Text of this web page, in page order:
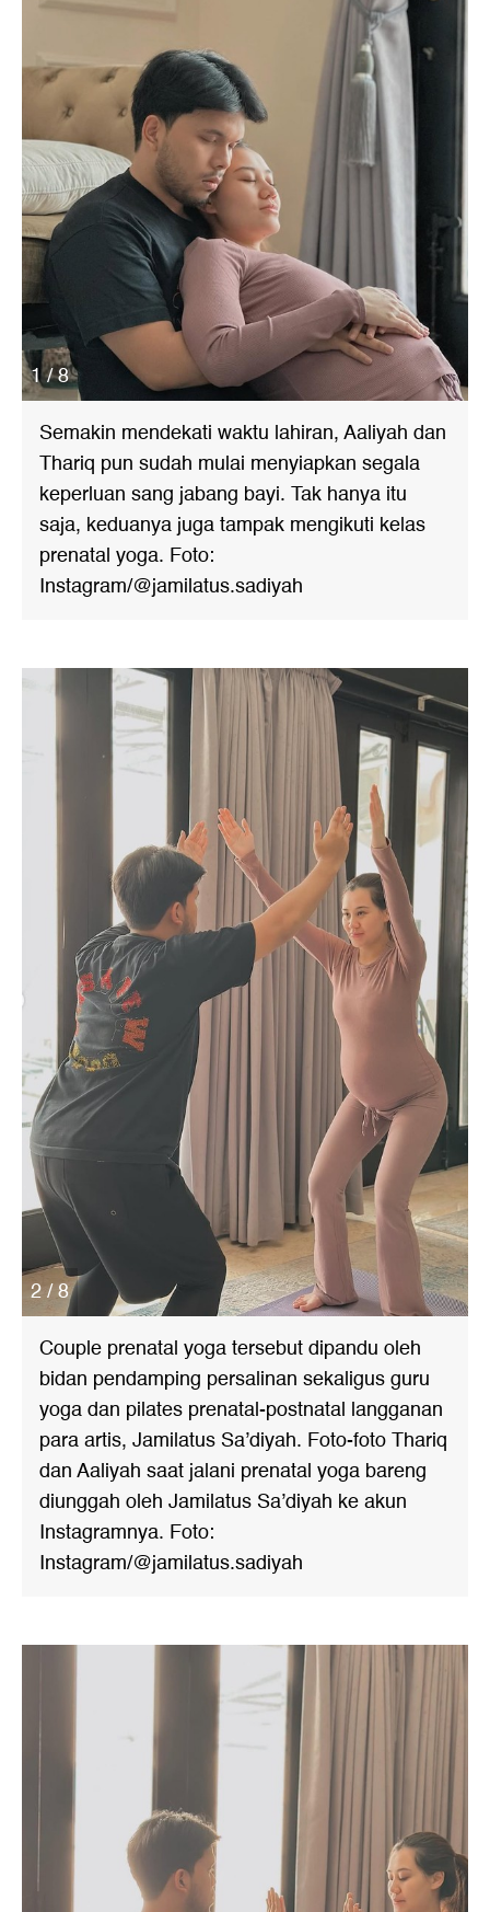
1 / 8
Semakin mendekati waktu lahiran, Aaliyah dan
Thariq pun sudah mulai menyiapkan segala
keperluan sang jabang bayi. Tak hanya itu
saja, keduanya juga tampak mengikuti kelas
prenatal yoga. Foto:
Instagram/@jamilatus.sadiyah
2 / 8
Couple prenatal yoga tersebut dipandu oleh
bidan pendamping persalinan sekaligus guru
yoga dan pilates prenatal-postnatal langganan
para artis, Jamilatus Sa’diyah. Foto-foto Thariq
dan Aaliyah saat jalani prenatal yoga bareng
diunggah oleh Jamilatus Sa’diyah ke akun
Instagramnya. Foto:
Instagram/@jamilatus.sadiyah